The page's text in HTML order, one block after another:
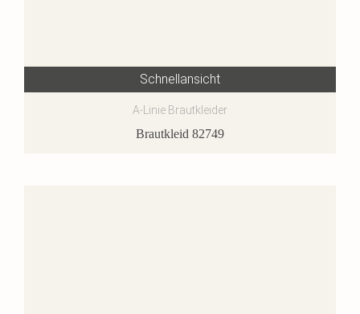
Schnellansicht
A-Linie Brautkleider
Brautkleid 82749